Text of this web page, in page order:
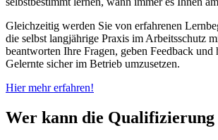
Gleichzeitig werden Sie von erfahrenen
die selbst langjährige Praxis im Arbeitsschutz
beantworten Ihre Fragen, geben Feedback und
Gelernte sicher im Betrieb umzusetzen.
Hier mehr erfahren!
Wer kann die Qualifizierung